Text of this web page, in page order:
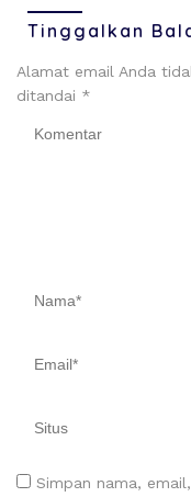
Tinggalkan
Alamat email Anda
ditandai *
Simpan nama,